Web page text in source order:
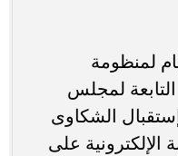
لمنظومة
لمجلس
الشكاوى
الإلكترونية على